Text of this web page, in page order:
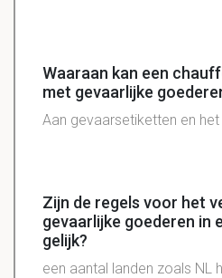
Waaraan kan een
met gevaarlijke
Aan gevaarsetiketten en
Zijn de regels voor het
gevaarlijke goederen in
gelijk?
een aantal landen zoals NL